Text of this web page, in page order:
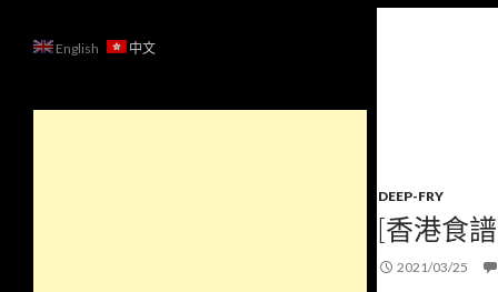
DEEP-FRY
[香港食
2021/03/25
English 中文